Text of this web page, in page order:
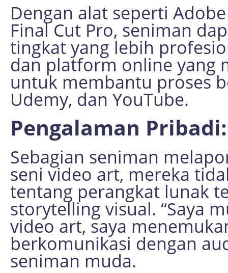
Dengan alat seperti
Final Cut Pro, seniman
tingkat yang lebih
dan platform online yang
untuk membantu proses
Udemy, dan YouTube.
Pengalaman Pribadi:
Sebagian seniman
seni video art, mereka
tentang perangkat lunak
storytelling visual. “Saya
video art, saya
berkomunikasi dengan
seniman muda.